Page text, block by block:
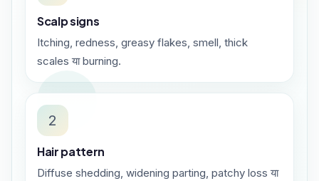
Scalp signs
Itching, redness, greasy flakes, smell, thick
scales या burning.
2
Hair pattern
Diffuse shedding, widening parting, patchy loss या